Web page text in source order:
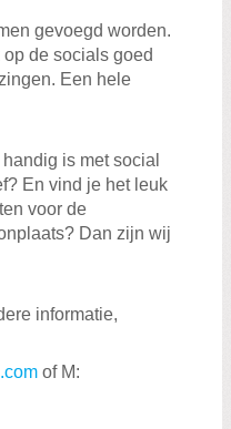
gevoegd worden.
de socials goed
Een hele
is met social
En vind je het leuk
voor de
Dan zijn wij
informatie,
of M: